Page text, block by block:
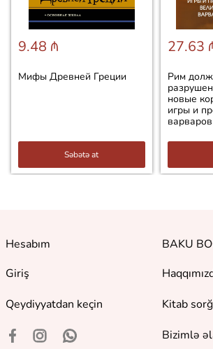
9.48 ₼
Мифы Древней Греции
Səbətə at
27.63
Рим
новые
игры и
варваров
Hesabım
Giriş
Qeydiyyatdan keçin
BAKU
Kitab
Bizimlə